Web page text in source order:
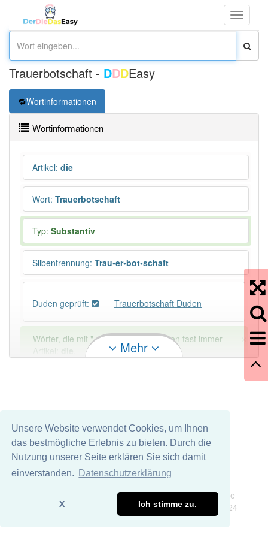
Unsere Website verwendet Cookies, um Ihnen
das bestmögliche Erlebnis zu bieten. Durch die
Nutzung unserer Seite erklären Sie sich damit
einverstanden.
Datenschutzerklärung
X Ich stimme zu.
Toggle
Trauerbotschaft - DDDEasy
Wortinformationen
Wortinformationen
Artikel: die
Wort: Trauerbotschaft
Typ: Substantiv
Silbentrennung: Trau•er•bot•schaft
Duden geprüft: Trauerbotschaft Duden
Wörter, die mit "-schaft" enden, haben fast immer
Artikel:
die
DAS:1Ausnahmen Beispiele
PowerIndex:2
Häufigkeit: 2 von 10
Mehr
Wir übernehmen keine Garantie und keine Haftung für die
Richtigkeit und Vollständigkeit dieser Seite. DDDEasy 2024